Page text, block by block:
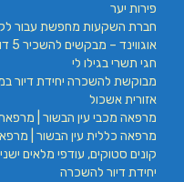
פירות יער
חברת השקעות מחפשת עבור
אוגווינד – מבקשים להשכיר 5 דונם
חגי תשרי בגילו לי
מבוקשת להשכרה יחידת דיור
אזורית אשכול
מרפאה מכבי עין הבשור |
מרפאה כללית עין הבשור |
קונים סטוקים, עודפי מלאים
יחידת דיור להשכרה